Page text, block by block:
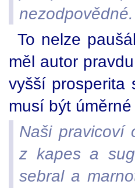
nezodpovědné.
To nelze
měl autor
vyšší prosperita
musí být
Naši pravicoví
z kapes a
sebral a